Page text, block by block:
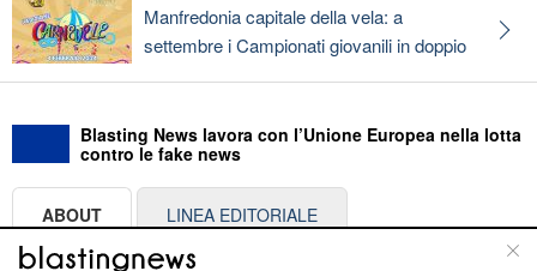
Manfredonia capitale della vela: a
settembre i Campionati giovanili in doppio
Blasting News lavora con l’Unione Europea nella lotta
contro le fake news
ABOUT LINEA EDITORIALE